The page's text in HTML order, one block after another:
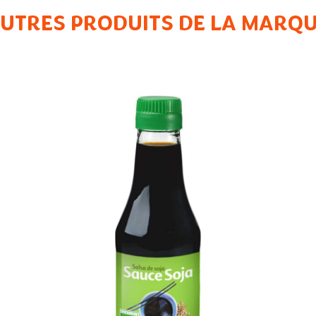
PRODUITS DE LA